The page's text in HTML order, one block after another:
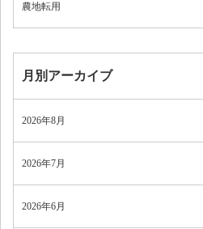
農地転用
月別アーカイブ
2026年8月
2026年7月
2026年6月